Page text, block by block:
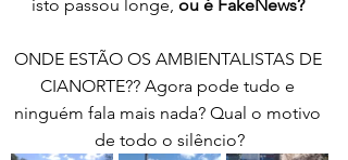
isto passou longe, ou é FakeNews?
ONDE ESTÃO OS AMBIENTALISTAS DE
CIANORTE?? Agora pode tudo e
ninguém fala mais nada? Qual o motivo
de todo o silêncio?